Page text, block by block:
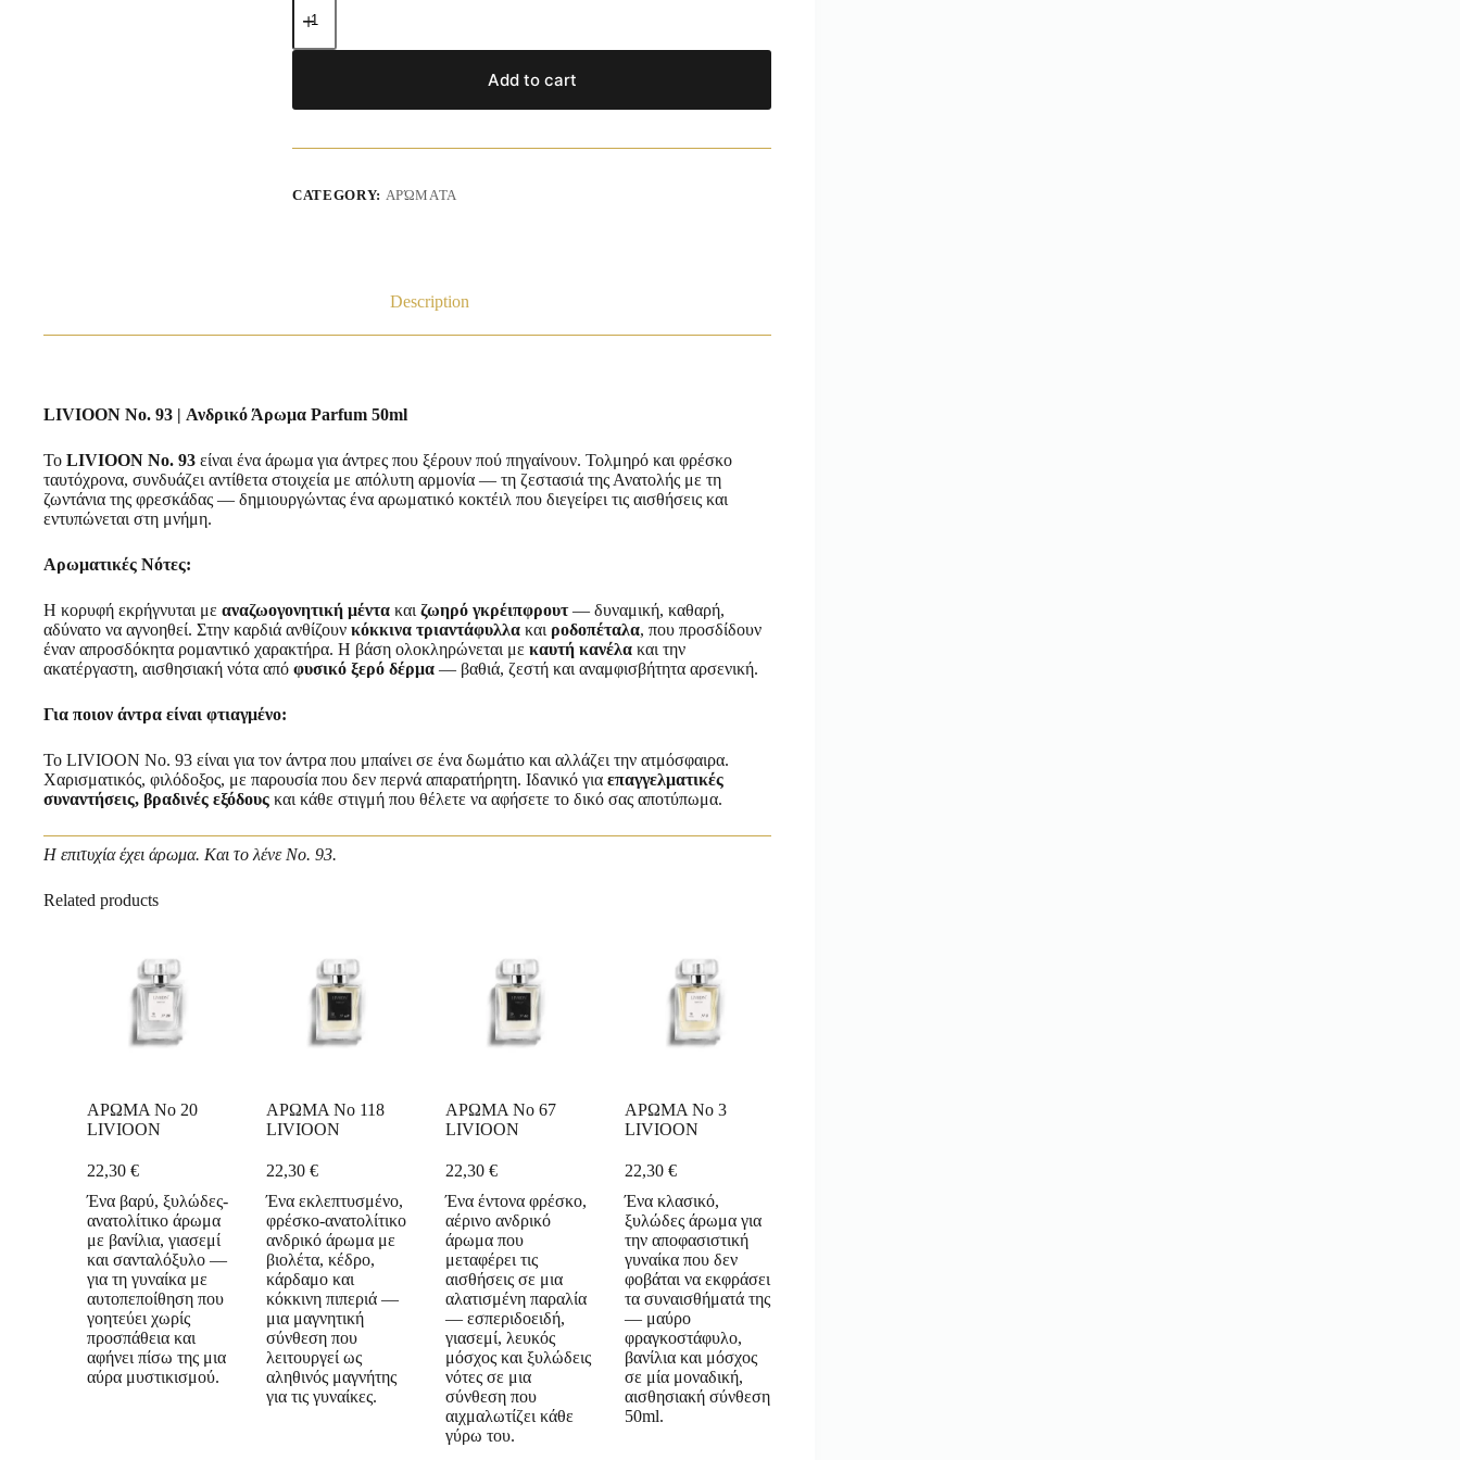
Add to cart
CATEGORY: ΑΡΏΜΑΤΑ
Description
LIVIOON No. 93 | Ανδρικό Άρωμα Parfum 50ml
Το LIVIOON No. 93 είναι ένα άρωμα για άντρες που ξέρουν πού πηγαίνουν. Τολμηρό και φρέσκο
ταυτόχρονα, συνδυάζει αντίθετα στοιχεία με απόλυτη αρμονία — τη ζεστασιά της Ανατολής με τη
ζωντάνια της φρεσκάδας — δημιουργώντας ένα αρωματικό κοκτέιλ που διεγείρει τις αισθήσεις και
εντυπώνεται στη μνήμη.
Αρωματικές Νότες:
Η κορυφή εκρήγνυται με αναζωογονητική μέντα και ζωηρό γκρέιπφρουτ— δυναμική, καθαρή,
αδύνατο να αγνοηθεί. Στην καρδιά ανθίζουν κόκκινα τριαντάφυλλα και ροδοπέταλα, που προσδίδουν
έναν απροσδόκητα ρομαντικό χαρακτήρα. Η βάση ολοκληρώνεται με καυτή κανέλα και την
ακατέργαστη, αισθησιακή νότα από φυσικό ξερό δέρμα — βαθιά, ζεστή και αναμφισβήτητα αρσενική.
Για ποιον άντρα είναι φτιαγμένο:
Το LIVIOON No. 93 είναι για τον άντρα που μπαίνει σε ένα δωμάτιο και αλλάζει την ατμόσφαιρα.
Χαρισματικός, φιλόδοξος, με παρουσία που δεν περνά απαρατήρητη. Ιδανικό για επαγγελματικές
συναντήσεις, βραδινές εξόδους και κάθε στιγμή που θέλετε να αφήσετε το δικό σας αποτύπωμα.
Η επιτυχία έχει άρωμα. Και το λένε No. 93.
Related products
ΑΡΩΜΑ No 20
LIVIOON
22,30 €
Ένα βαρύ, ξυλώδες-
ανατολίτικο άρωμα
με βανίλια, γιασεμί
και σανταλόξυλο —
για τη γυναίκα με
αυτοπεποίθηση που
γοητεύει χωρίς
προσπάθεια και
αφήνει πίσω της μια
αύρα μυστικισμού.
ΑΡΩΜΑ No 118
LIVIOON
22,30 €
Ένα εκλεπτυσμένο,
φρέσκο-ανατολίτικο
ανδρικό άρωμα με
βιολέτα, κέδρο,
κάρδαμο και
κόκκινη πιπεριά —
μια μαγνητική
σύνθεση που
λειτουργεί ως
αληθινός μαγνήτης
για τις γυναίκες.
ΑΡΩΜΑ No 67
LIVIOON
22,30 €
Ένα έντονα φρέσκο,
αέρινο ανδρικό
άρωμα που
μεταφέρει τις
αισθήσεις σε μια
αλατισμένη παραλία
— εσπεριδοειδή,
γιασεμί, λευκός
μόσχος και ξυλώδεις
νότες σε μια
σύνθεση που
αιχμαλωτίζει κάθε
γύρω του.
ΑΡΩΜΑ No 3
LIVIOON
22,30 €
Ένα κλασικό,
ξυλώδες άρωμα για
την αποφασιστική
γυναίκα που δεν
φοβάται να εκφράσει
τα συναισθήματά της
— μαύρο
φραγκοστάφυλο,
βανίλια και μόσχος
σε μία μοναδική,
αισθησιακή σύνθεση
50ml.